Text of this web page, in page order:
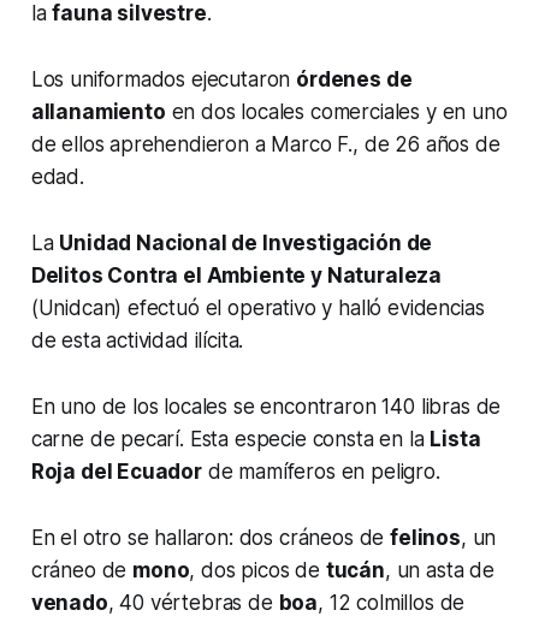
lafauna silvestre.
Los uniformados ejecutaron órdenes de
allanamiento en dos locales comerciales y en uno
de ellos aprehendieron a Marco F., de 26 años de
edad.
La Unidad Nacional de Investigación de
Delitos Contra el Ambiente y Naturaleza
(Unidcan) efectuó el operativo y halló evidencias
de esta actividad ilícita.
En uno de los locales se encontraron 140 libras de
carne de pecarí. Esta especie consta en la Lista
Roja del Ecuadorde mamíferos en peligro.
En el otro se hallaron: dos cráneos defelinos, un
cráneo de mono, dos picos de tucán, un asta de
venado, 40 vértebras de boa, 12 colmillos de